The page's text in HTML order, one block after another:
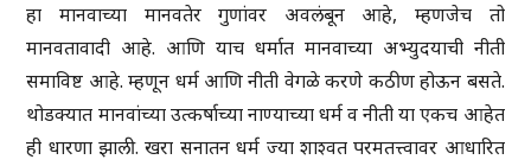
हा मानवाच्या मानवतेर गुणांवर अवलंबून आहे, म्हणजेच तो
मानवतावादी आहे. आणि याच धर्मात मानवाच्या अभ्युदयाची नीती
समाविष्ट आहे. म्हणून धर्म आणि नीती वेगळे करणे कठीण होऊन बसते.
थोडक्यात मानवांच्या उत्कर्षाच्या नाण्याच्या धर्म व नीती या एकच आहेत
ही धारणा झाली. खरा सनातन धर्म ज्या शाश्वत परमतत्त्वावर आधारित